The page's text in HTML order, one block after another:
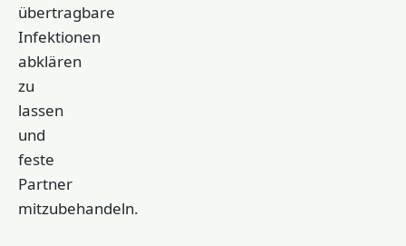
übertragbare
Infektionen
abklären
zu
lassen
und
feste
Partner
mitzubehandeln.